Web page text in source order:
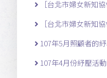
［台北市婦女新知
［台北市婦女新知
107年5月照顧者的
107年4月份紓壓活